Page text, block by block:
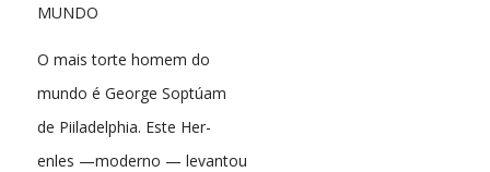
MUNDO
O mais torte homem do
mundo é George Soptúam
de Piiladelphia. Este Her-
enles —moderno — levantou